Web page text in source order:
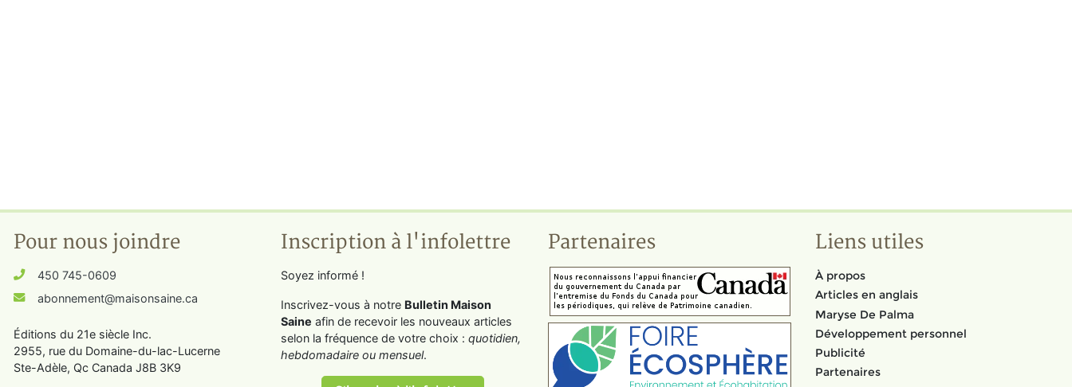
Pour nous joindre
450 745-0609
abonnement@maisonsaine.ca
Éditions du 21e siècle Inc.
2955, rue du Domaine-du-lac-Lucerne
Ste-Adèle, Qc Canada J8B 3K9
Inscription à l'infolettre
Soyez informé !
Inscrivez-vous à notre Bulletin Maison
Saine afin de recevoir les nouveaux articles
selon la fréquence de votre choix : quotidien,
hebdomadaire ou mensuel.
Partenaires Liens utiles
À propos
Articles en anglais
Maryse De Palma
Développement personnel
Publicité
Partenaires